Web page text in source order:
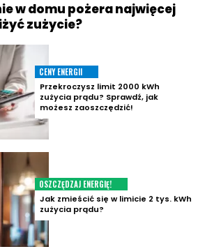
w domu pożera najwięcej
zużycie?
CENY ENERGII
Przekroczysz limit 2000 kWh
zużycia prądu? Sprawdź, jak
możesz zaoszczędzić!
OSZCZĘDZAJ ENERGIĘ!
Jak zmieścić się w limicie 2 tys. kWh
zużycia prądu?